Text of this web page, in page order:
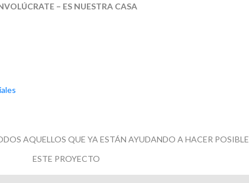
– ES NUESTRA CASA
AQUELLOS QUE YA ESTÁN AYUDANDO A HACER POSIBLE
ESTE PROYECTO